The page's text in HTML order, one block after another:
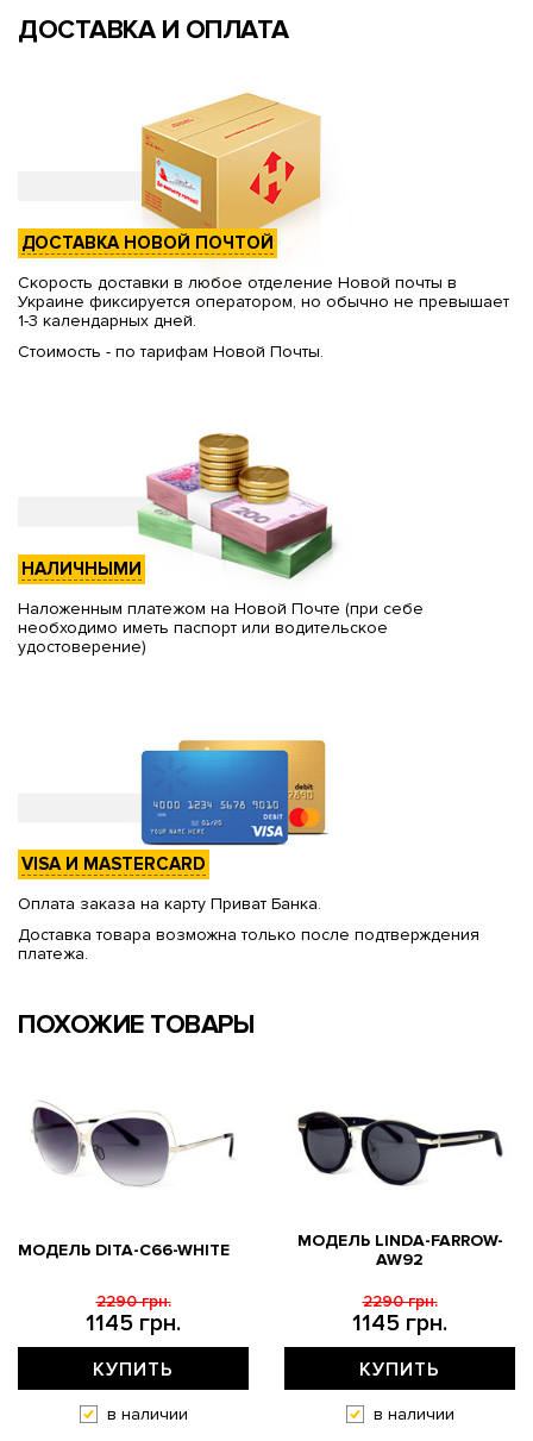
ДОСТАВКА И ОПЛАТА
ДОСТАВКА НОВОЙ ПОЧТОЙ
Скорость доставки в любое отделение Новой почты в
Украине фиксируется оператором, но обычно не превышает
1-3 календарных дней.
Стоимость - по тарифам Новой Почты.
НАЛИЧНЫМИ
Наложенным платежом на Новой Почте (при себе
необходимо иметь паспорт или водительское
удостоверение)
VISA И MASTERCARD
Оплата заказа на карту Приват Банка.
Доставка товара возможна только после подтверждения
платежа.
ПОХОЖИЕ ТОВАРЫ
МОДЕЛЬ DITA-C66-WHITE
1145 грн.
2290 грн.
КУПИТЬ
в наличии
МОДЕЛЬ LINDA-FARROW-
AW92
1145 грн.
2290 грн.
КУПИТЬ
в наличии